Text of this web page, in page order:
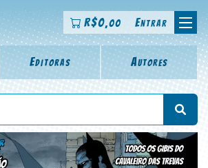
R$0,00 Entrar
Editoras Autores
da revista, personagem, série, escritor,